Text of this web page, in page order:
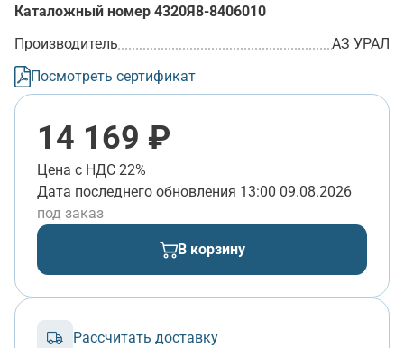
Каталожный номер 4320Я8-8406010
Производитель
АЗ УРАЛ
Посмотреть сертификат
14 169 ₽
Цена с НДС 22%
Дата последнего обновления 13:00 09.08.2026
под заказ
В корзину
Рассчитать доставку